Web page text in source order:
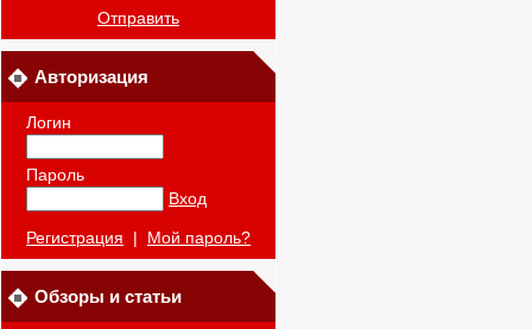
Отправить
Авторизация
Логин
Пароль
Вход
Регистрация Мой пароль?
Обзоры и статьи